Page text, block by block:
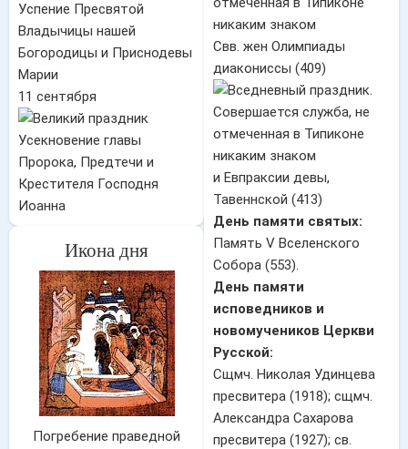
Успение Пресвятой
Владычицы нашей
Богородицы и Приснодевы
Марии
11 сентября
Усекновение главы
Пророка, Предтечи и
Крестителя Господня
Иоанна
Икона дня
Погребение праведной
Свв. жен Олимпиады
диакониссы (409)
и Евпраксии девы,
Тавеннской (413)
День памяти святых:
Память V Вселенского
Собора (553).
День памяти
исповедников и
новомучеников Церкви
Русской:
Сщмч. Николая Удинцева
пресвитера (1918); сщмч.
Александра Сахарова
пресвитера (1927); св.